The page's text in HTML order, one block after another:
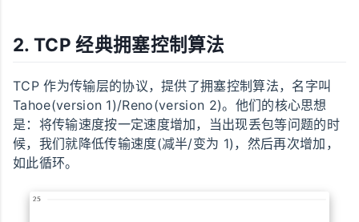
2. TCP 经典拥塞控制算法
TCP 作为传输层的协议，提供了拥塞控制算法，名字叫
Tahoe(version 1)/Reno(version 2)。他们的核心思想
是：将传输速度按一定速度增加，当出现丢包等问题的时
候，我们就降低传输速度(减半/变为 1)，然后再次增加，
如此循环。